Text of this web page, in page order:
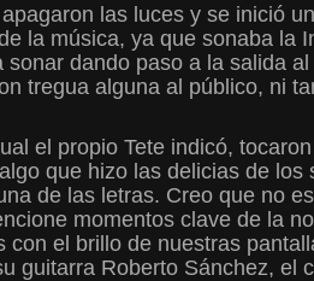
las luces y se inició
la música, ya que sonaba la
sonar dando paso a la salida
tregua alguna al público, ni
el propio Tete indicó,
que hizo las delicias de
de las letras. Creo que no
momentos clave de la
con el brillo de nuestras
guitarra Roberto Sánchez, el